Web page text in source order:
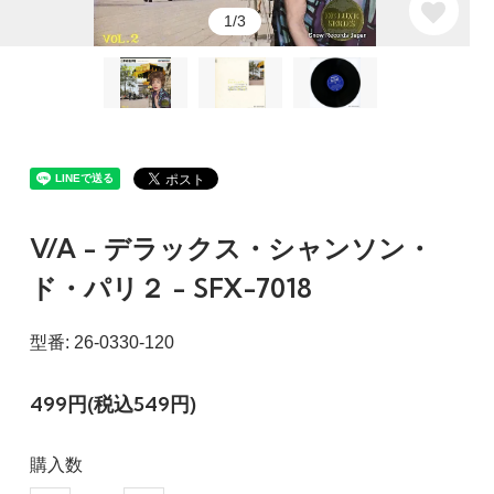
1/3
V/A - デラックス・シャンソン・
ド・パリ２ - SFX-7018
型番: 26-0330-120
499円(税込549円)
購入数